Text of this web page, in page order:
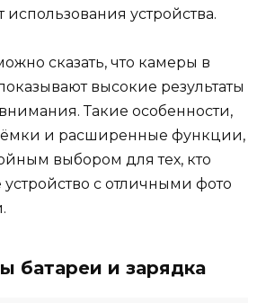
устройства.
сказать, что камеры в
высокие результаты
Такие особенности,
и расширенные функции,
выбором для тех, кто
с отличными фото
батареи и зарядка